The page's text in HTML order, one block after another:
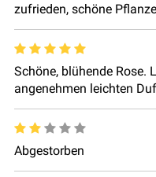
zufrieden, schöne
Schöne, blühende Rose.
angenehmen leichten
Abgestorben